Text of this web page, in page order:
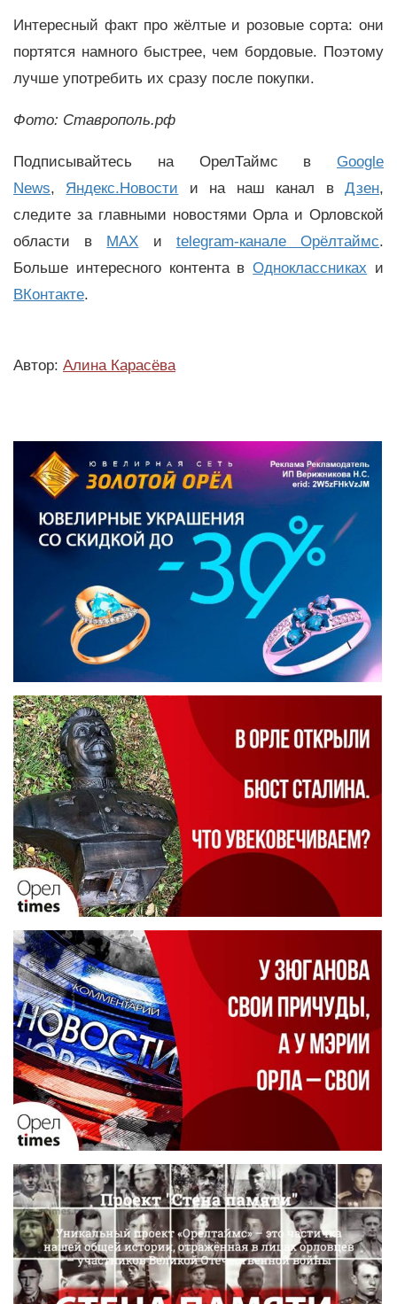
Интересный факт про жёлтые и розовые сорта: они
портятся намного быстрее, чем бордовые. Поэтому
лучше употребить их сразу после покупки.
Фото: Ставрополь.рф
Подписывайтесь на ОрелТаймс в Google
News, Яндекс.Новости и на наш канал вДзен,
следите за главными новостями Орла и Орловской
области в MAX и telegram-канале Орёлтаймс.
Больше интересного контента вОдноклассниках и
ВКонтакте.
Автор: Алина Карасёва